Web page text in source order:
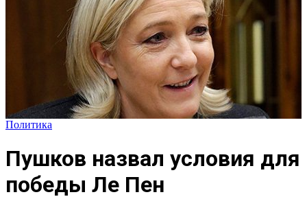
Политика
Пушков назвал условия для
победы Ле Пен